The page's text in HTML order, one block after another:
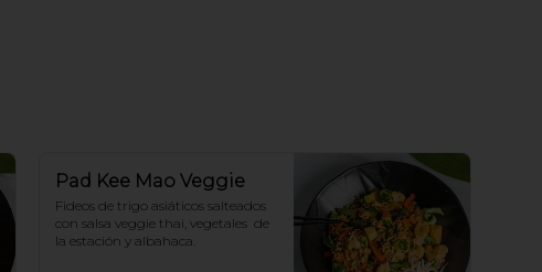
Pad Kee Mao Veggie
Fideos de trigo asiáticos salteados
con salsa veggie thai, vegetales  de
la estación y albahaca.